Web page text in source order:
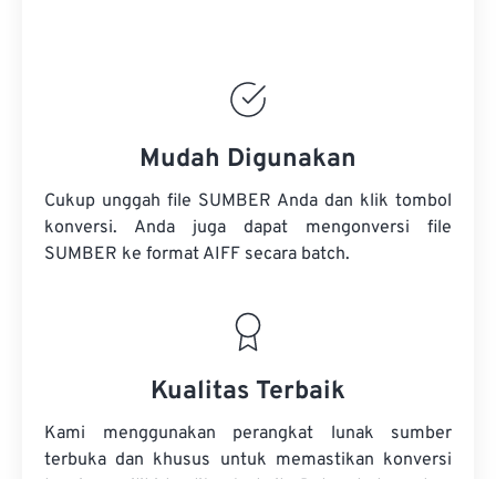
Mudah Digunakan
Cukup unggah file SUMBER Anda dan klik tombol
konversi. Anda juga dapat mengonversi file
SUMBER ke format AIFF secara batch.
Kualitas Terbaik
Kami menggunakan perangkat lunak sumber
terbuka dan khusus untuk memastikan konversi